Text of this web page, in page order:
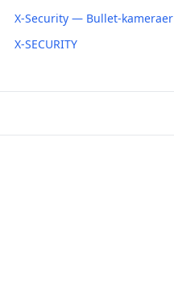
X-Security — Bullet-kameraer
X-SECURITY